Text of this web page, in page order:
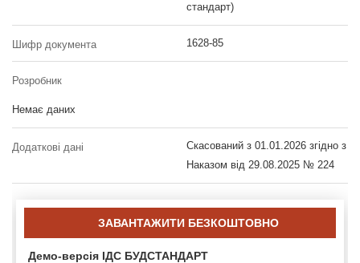
стандарт)
Шифр документа 1628-85
Розробник
Немає даних
Додаткові дані
Скасований з 01.01.2026 згідно з
Наказом від 29.08.2025 № 224
ЗАВАНТАЖИТИ БЕЗКОШТОВНО
Демо-версія ІДС БУДСТАНДАРТ